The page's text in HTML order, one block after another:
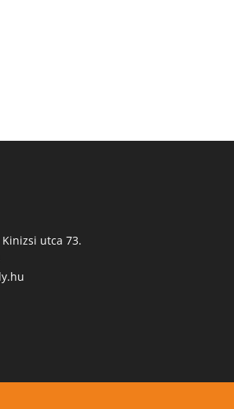
Kinizsi utca 73.